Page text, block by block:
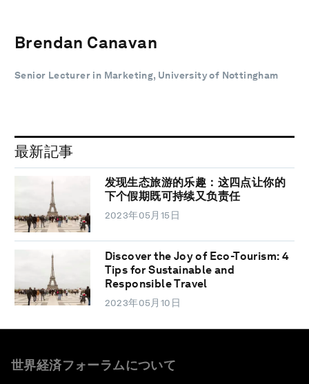
Brendan Canavan
Senior Lecturer in Marketing, University of Nottingham
最新記事
发现生态旅游的乐趣：这四点让你的
下个假期既可持续又负责任
2023年05月15日
Discover the Joy of Eco-Tourism: 4
Tips for Sustainable and
Responsible Travel
2023年05月10日
世界経済フォーラムについて